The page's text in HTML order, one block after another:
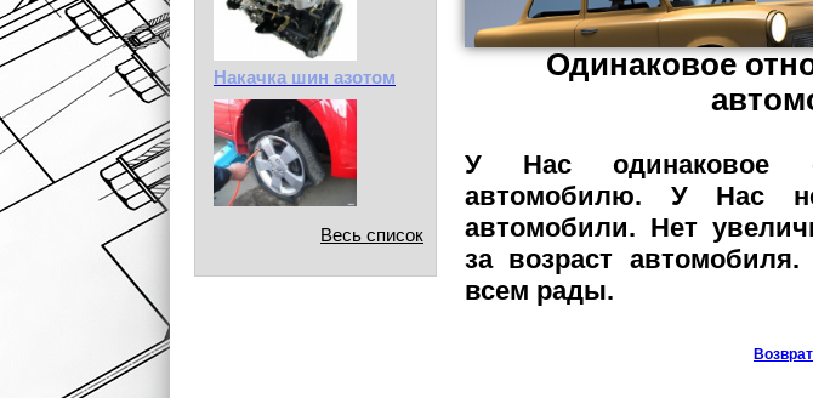
Накачка шин азотом
Весь список
Одинаковое
У Нас одинаковое
автомобилю. У Нас
автомобили. Нет
за возраст
всем рады.